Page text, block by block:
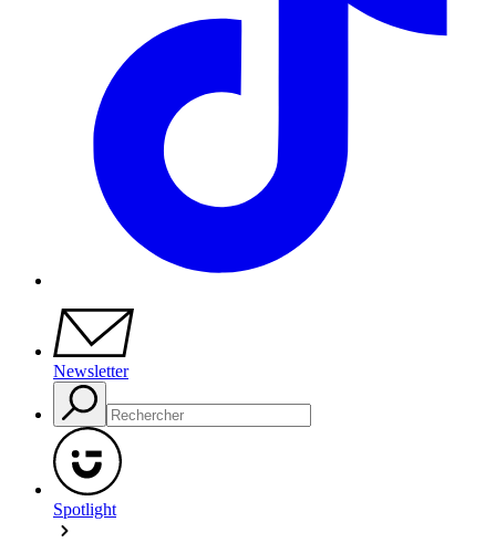
Newsletter
Spotlight